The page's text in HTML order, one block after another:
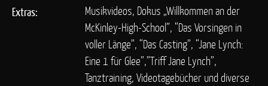
Extras:
Musikvideos, Dokus „Willkommen an der
McKinley-High-School”, “Das Vorsingen in
voller Länge”, “Das Casting”, “Jane Lynch:
Eine 1 für Glee”,”Triff Jane Lynch”,
Tanztraining, Videotagebücher und diverse